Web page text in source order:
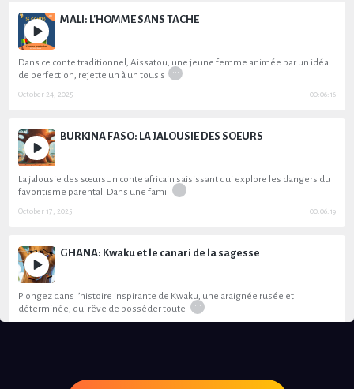
MALI: L'HOMME SANS TACHE
Dans ce conte traditionnel, Aissatou, une jeune femme animée par un idéal
de perfection, rejette un à un tous s
...
00:06:16
October 24, 2025
BURKINA FASO: LA JALOUSIE DES SOEURS
La jalousie des sœursUn conte africain saisissant qui explore les dangers du
favoritisme parental. Dans une famil
...
00:06:19
October 17, 2025
GHANA: Kwaku et le canari de la sagesse
Plongez dans l’histoire inspirante de Kwaku, une araignée rusée et
déterminée, qui rêve de posséder toute
...